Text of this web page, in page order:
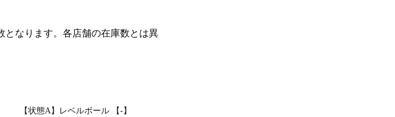
となります。各店舗の在庫数とは異
【状態A】レベルボール 【-】